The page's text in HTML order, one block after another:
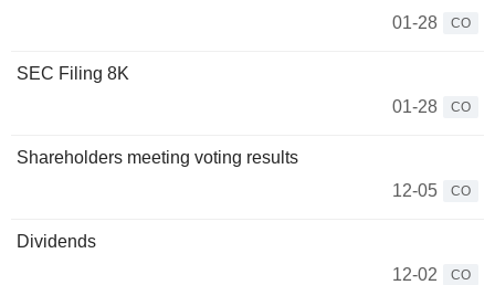
01-28
CO
SEC Filing 8K
01-28
CO
Shareholders meeting voting results
12-05
CO
Dividends
12-02
CO